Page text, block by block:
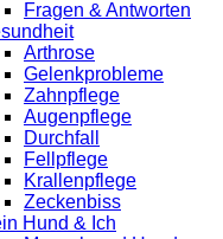
Fragen & Antworten
Arthrose
Gelenkprobleme
Zahnpflege
Augenpflege
Durchfall
Fellpflege
Krallenpflege
Zeckenbiss
Hund & Ich